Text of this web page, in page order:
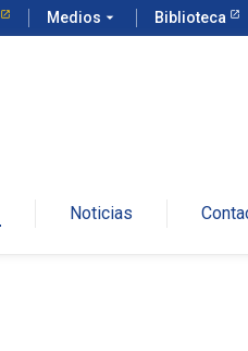
Medios arrow_drop_down Biblioteca
Noticias